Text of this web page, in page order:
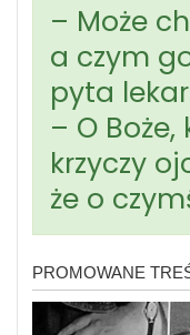
– Może
a czym
pyta
– O
krzyczy
że o